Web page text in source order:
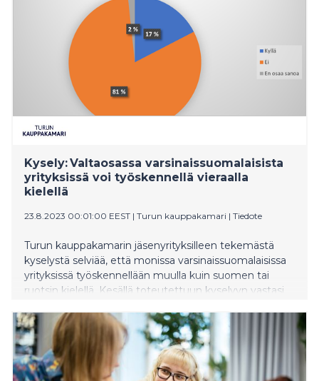
ylittää viidenneksellä Helsingin vieraskielisten määrän
kuluvan vuosikymmenen lopussa. Tiedot käyvät ilmi
Helsingin kaupunginkanslian tuoreesta
tilastojulkaisusta, joka on tehty yhteistyössä Helsingin,
Espoon ja Vantaan kaupunkien sekä Uudenmaan liiton
Kysely: Valtaosassa varsinaissuomalaisista
yrityksissä voi työskennellä vieraalla
kielellä
23.8.2023 00:01:00 EEST | Turun kauppakamari | Tiedote
Turun kauppakamarin jäsenyrityksilleen tekemästä
kyselystä selviää, että monissa varsinaissuomalaisissa
yrityksissä työskennellään muulla kuin suomen tai
ruotsin kielellä. Kesällä toteutettuun kyselyyn vastasi
alueelta. Ensimmäistä kertaa tehdyn kyselyn
tarkoituksena oli selvittää varsinaissuomalaisten
yritysten valmiuksia palkata vieraskielisiä työntekijöitä
ja kysyä samalla palkkaamisen mahdollisista esteitä.